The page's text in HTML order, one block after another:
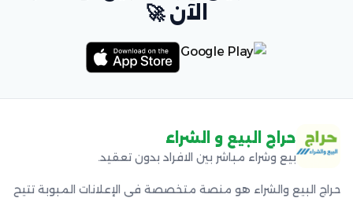
الآن 🚀
حراج البيع و الشراء
بيع وشراء مباشر بين الافراد بدون تعقيد.
حراج البيع والشراء هو منصة متخصصة في الإعلانات المبوبة تتيح